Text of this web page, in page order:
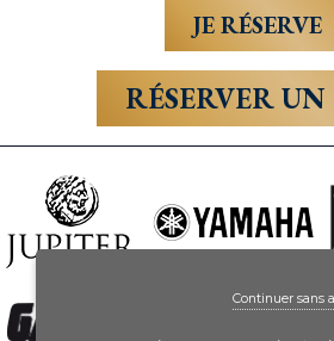
RÉSERVER UN
Continuer sans